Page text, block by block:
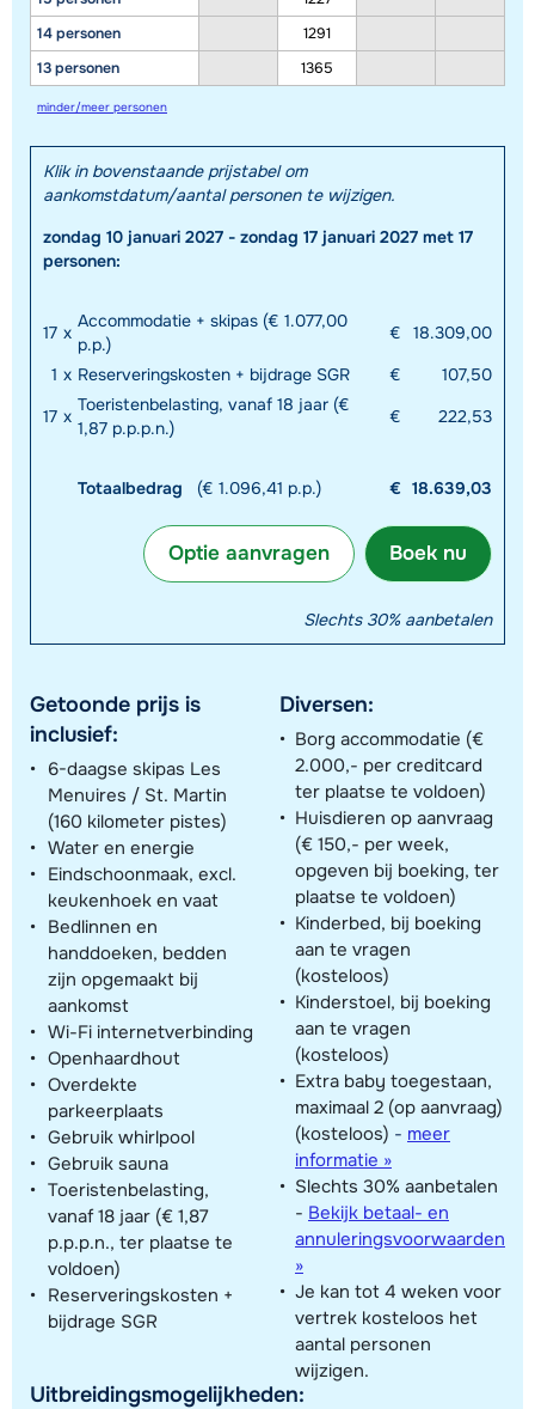
douches zijn met hydromassage. Verder is het chalet
voorzien van Wi-Fi.
14 personen
13 personen
1291
1365
minder/meer personen
Klik in bovenstaande prijstabel om
aankomstdatum/aantal personen te wijzigen.
zondag 10 januari 2027 - zondag 17 januari 2027 met 17
personen:
17 x
Accommodatie + skipas (€ 1.077,00
p.p.)
€
18.309,00
1 x Reserveringskosten + bijdrage SGR €
107,50
17 x
Toeristenbelasting, vanaf 18 jaar (€
1,87 p.p.p.n.)
€ 222,53
Totaalbedrag (€ 1.096,41 p.p.) € 18.639,03
Boek nu
Optie aanvragen
Slechts 30% aanbetalen
Getoonde prijs is
inclusief:
6-daagse skipas Les
Menuires / St. Martin
(160 kilometer pistes)
Water en energie
Eindschoonmaak, excl.
keukenhoek en vaat
Bedlinnen en
handdoeken, bedden
zijn opgemaakt bij
aankomst
Wi-Fi internetverbinding
Openhaardhout
Overdekte
parkeerplaats
Gebruik whirlpool
Gebruik sauna
Toeristenbelasting,
vanaf 18 jaar (€ 1,87
p.p.p.n., ter plaatse te
voldoen)
Reserveringskosten +
bijdrage SGR
Uitbreidingsmogelijkheden:
Diversen:
Borg accommodatie (€
2.000,- per creditcard
ter plaatse te voldoen)
Huisdieren op aanvraag
(€ 150,- per week,
opgeven bij boeking, ter
plaatse te voldoen)
Kinderbed, bij boeking
aan te vragen
(kosteloos)
Kinderstoel, bij boeking
aan te vragen
(kosteloos)
Extra baby toegestaan,
maximaal 2 (op aanvraag)
(kosteloos) - meer
informatie »
Slechts 30% aanbetalen
- Bekijk betaal- en
annuleringsvoorwaarden
»
Je kan tot 4 weken voor
vertrek kosteloos het
aantal personen
wijzigen.